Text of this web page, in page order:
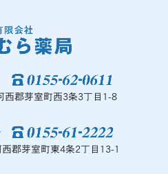
西郡芽室町西3条3丁目1-8
郡芽室町東4条2丁目13-1